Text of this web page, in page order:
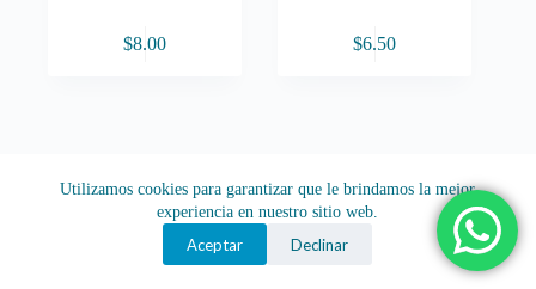
Utilizamos cookies para garantizar que le brindamos la mejor
experiencia en nuestro sitio web.
Aceptar Declinar
$8.00 $6.50